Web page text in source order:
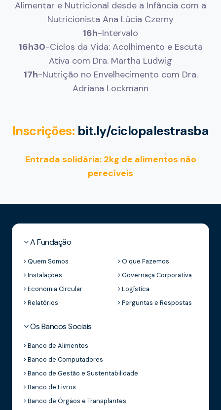
Alimentar e Nutricional desde a Infância com a
Nutricionista Ana Lúcia Czerny
16h-Intervalo
16h30-Ciclos da Vida: Acolhimento e Escuta
Ativa com Dra. Martha Ludwig
17h-Nutrição no Envelhecimento com Dra.
Adriana Lockmann
Inscrições: bit.ly/ciclopalestrasba
Entrada solidária: 2kg de alimentos não
perecíveis
A Fundação
Quem Somos
O que Fazemos
Instalações
Governaça Corporativa
Economia Circular
Logística
Relatórios
Perguntas e Respostas
Os Bancos Sociais
Banco de Alimentos
Banco de Computadores
Banco de Gestão e Sustentabilidade
Banco de Livros
Banco de Órgãos e Transplantes